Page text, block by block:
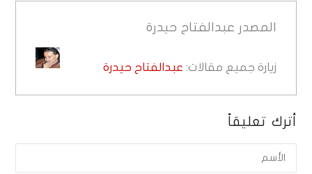
المصدر عبدالفتاح حيدرة
زيارة جميع مقالات: عبدالفتاح حيدرة
أترك تعليقاً